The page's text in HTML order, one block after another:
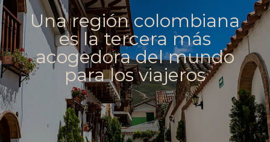
Una región colombiana
es la tercera más
acogedora del mundo
para los viajeros